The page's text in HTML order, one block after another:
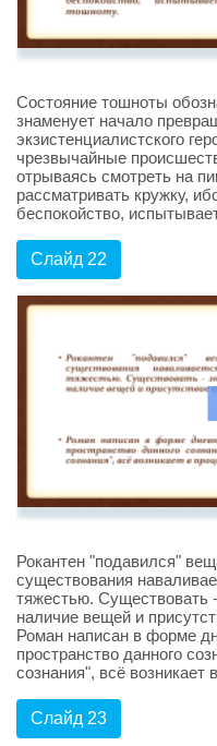
Состояние тошноты
знаменует начало
экзистенциалистского
чрезвычайные
отрываясь смотреть на
рассматривать кружку,
беспокойство,
Слайд 22
Рокантен "подавился"
существования
тяжестью. Существовать
наличие вещей и
Роман написан в форме
пространство данного
сознания", всё возникает
Слайд 23